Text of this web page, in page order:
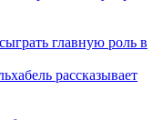
главную роль в